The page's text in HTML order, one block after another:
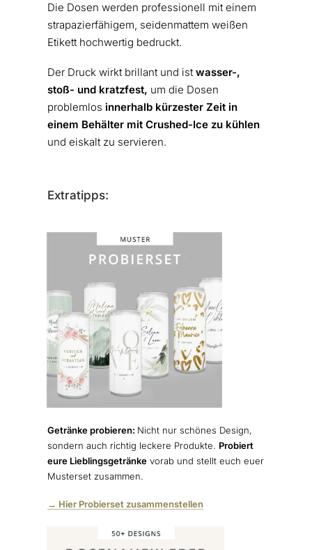
Die Dosen werden professionell mit einem
strapazierfähigem, seidenmattem weißen
Etikett hochwertig bedruckt.
Der Druck wirkt brillant und ist wasser-,
stoß- und kratzfest, um die Dosen
problemlos innerhalb kürzester Zeit in
einem Behälter mit Crushed-Ice zu kühlen
und eiskalt zu servieren.
Extratipps:
Getränke probieren: Nicht nur schönes Design,
sondern auch richtig leckere Produkte. Probiert
eure Lieblingsgetränkevorab und stellt euch euer
Musterset zusammen.
→ Hier Probierset zusammenstellen